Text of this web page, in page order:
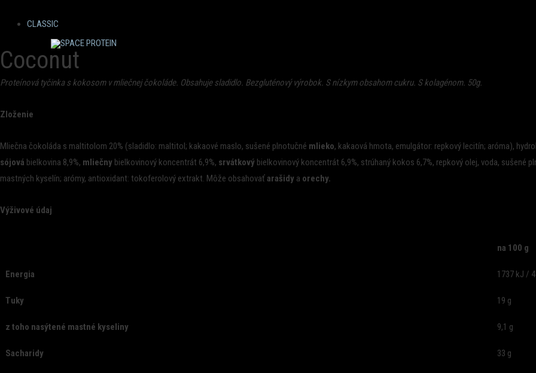
CLASSIC
Coconut
Proteínová tyčinka s kokosom v mliečnej čokoláde. Obsahuje sladidlo. Bezgluténový výrobok. S nízkym obsahom cukru. S kolagénom. 50g.
Zloženie
Mliečna čokoláda s maltitolom 20% (sladidlo: maltitol; kakaové maslo, sušené plnotučné mlieko, kakaová hmota, emulgátor: repkový lecitín; aróma),
sójová bielkovina 8,9%, mliečny bielkovinový koncentrát 6,9%, srvátkový bielkovinový koncentrát 6,9%, strúhaný kokos 6,7%, repkový olej, voda, sušené
mastných kyselín; arómy, antioxidant: tokoferolový extrakt. Môže obsahovaťarašidy a orechy.
Výživové údaj
na 100 g
Energia 1737 kJ /
Tuky 19 g
z toho nasýtené mastné kyseliny 9,1 g
Sacharidy 33 g